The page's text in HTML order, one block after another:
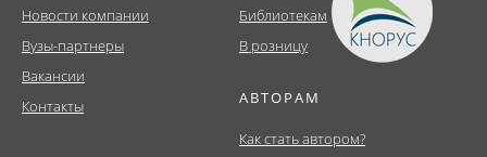
Новости компании
Вузы-партнеры
Вакансии
Контакты
Библиотекам
В розницу
АВТОРАМ
Как стать автором?